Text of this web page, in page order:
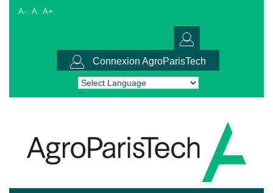
A- A A+
Connexion AgroParisTech
Powered by Translate